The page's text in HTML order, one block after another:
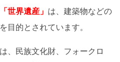
「世界遺産」 は、建築物などの
目的とされています。
は、民族文化財、フォークロ